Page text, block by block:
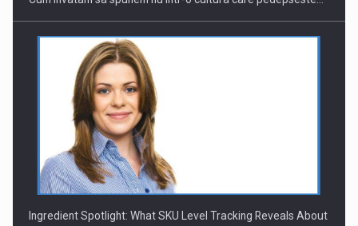
Ingredient Spotlight: What SKU Level Tracking Reveals About